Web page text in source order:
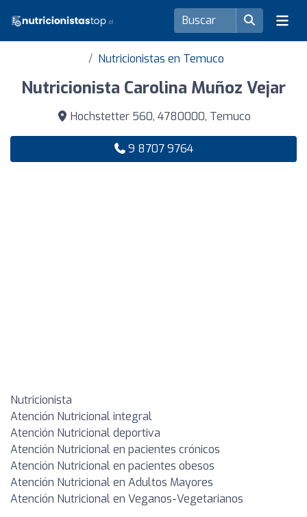
Nutricionistas en Temuco
Nutricionista Carolina Muñoz Vejar
Hochstetter 560, 4780000, Temuco
9 8707 9764
Nutricionista
Atención Nutricional integral
Atención Nutricional deportiva
Atención Nutricional en pacientes crónicos
Atención Nutricional en pacientes obesos
Atención Nutricional en Adultos Mayores
Atención Nutricional en Veganos-Vegetarianos